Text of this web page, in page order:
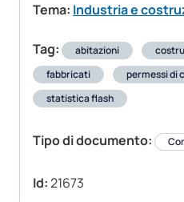
Tema: Industria e
Tag: abitazioni
fabbricati
permessi di
statistica flash
Tipo di documento:
Id:21673